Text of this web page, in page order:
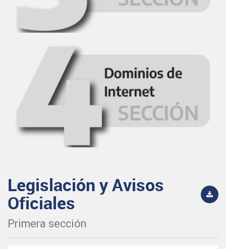
Legislación y Avisos
Oficiales
Primera sección